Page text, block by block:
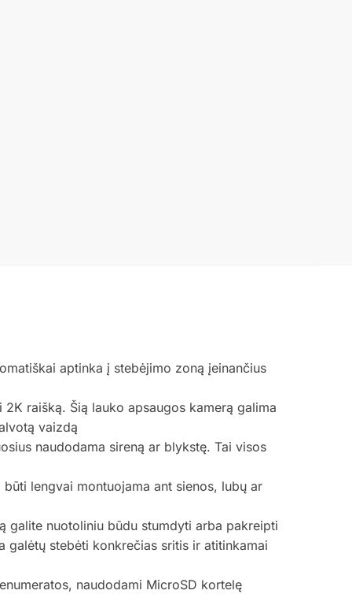
aptinka į stebėjimo zoną įeinančius
raišką. Šią lauko apsaugos kamerą galima
vaizdą
naudodama sireną ar blykstę. Tai visos
lengvai montuojama ant sienos, lubų ar
galite nuotoliniu būdu stumdyti arba pakreipti
stebėti konkrečias sritis ir atitinkamai
naudodami MicroSD kortelę